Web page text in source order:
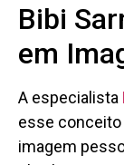
Bibi
em
A especialista
esse conceito
imagem